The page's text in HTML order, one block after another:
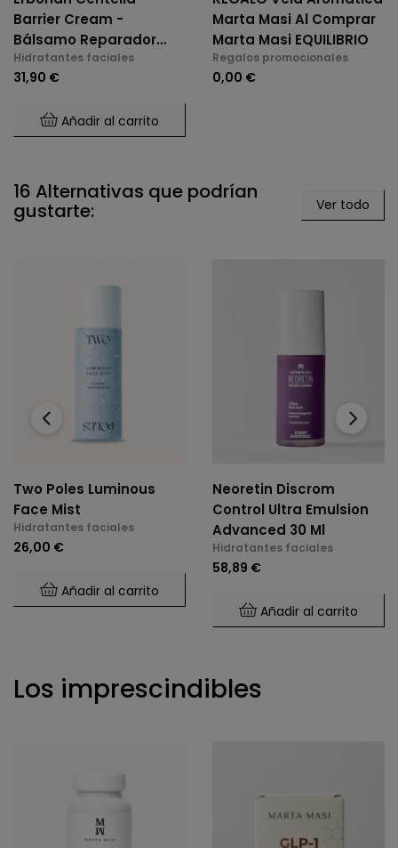
Barrier Cream -
Bálsamo Reparador
Con Cica 50 Ml
Hidratantes faciales
31,90 €
Añadir al carrito
Marta Masi Al Comprar
Marta Masi EQUILIBRIO
Regalos promocionales
0,00 €
16 Alternativas que podrían
gustarte: Ver todo
Two Poles Luminous
Face Mist
Hidratantes faciales
26,00 €
Añadir al carrito
Neoretin Discrom
Control Ultra Emulsion
Advanced 30 Ml
Hidratantes faciales
58,89 €
Añadir al carrito
‹ ›
Los imprescindibles